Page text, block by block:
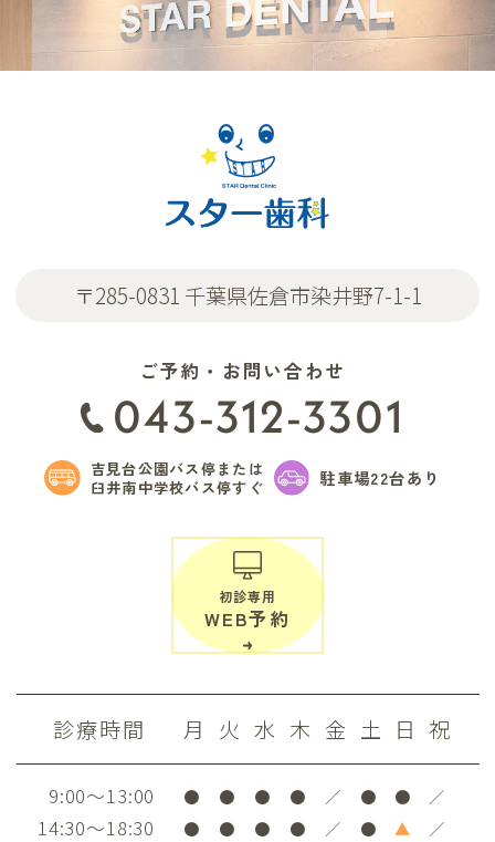
〒285-0831 千葉県佐倉市染井野7-1-1
ご予約・お問い合わせ
043-312-3301
吉見台公園バス停または
臼井南中学校バス停すぐ
駐車場22台あり
初診専用
WEB予約
診療時間 月 火 水 木 金 土 日 祝
9:00～13:00 ● ● ● ● ／ ● ● ／
14:30～18:30 ● ● ● ● ／ ● ▲ ／